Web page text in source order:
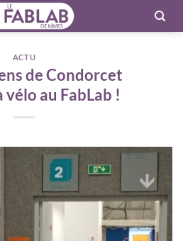
ACTU
de Condorcet
au FabLab !